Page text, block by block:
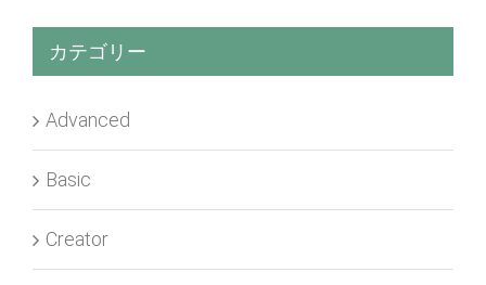
カテゴリー
Advanced
Basic
Creator